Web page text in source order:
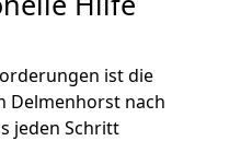
ist die
Delmenhorst nach
jeden Schritt